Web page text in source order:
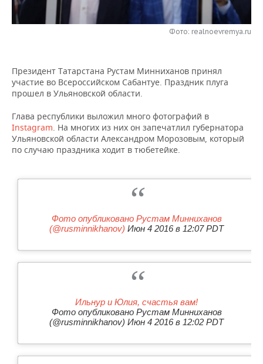
НЕФТЕХИМИЯ
ЭНЕРГЕТИКА
РОЗНИЧНАЯ ТОРГОВЛЯ
УСЛУГИ
НОВОСТИ ТЕХНОЛОГИЙ
МЕДИА
МЕРОПРИЯТИЯ
ВЫЕЗДНАЯ РЕДАКЦИЯ
ONLINE-КОНФЕРЕНЦИИ
ОТКРЫТАЯ ЛЕКЦИЯ
НОВОСТИ СПОРТА
ХОККЕЙ
БАСКЕТБОЛ
ВОДНЫЕ ВИДЫ СПОРТА
ОБЩЕСТВО
ВЛАСТЬ
ИНФРАСТРУКТУРА
ОБРАЗОВАНИЕ
СЮЖЕТЫ
СПРАВОЧНИК
Фото: realnoevremya.ru
Президент Татарстана Рустам Минниханов принял
участие во Всероссийском Сабантуе. Праздник плуга
прошел в Ульяновской области.
Глава республики выложил много фотографий в
Instagram. На многих из них он запечатлил губернатора
Ульяновской области Александром Морозовым, который
по случаю праздника ходит в тюбетейке.
Фото опубликовано Рустам Минниханов
(@rusminnikhanov) Июн 4 2016 в 12:07 PDT
Ильнур и Юлия, счастья вам!
Фото опубликовано Рустам Минниханов
(@rusminnikhanov) Июн 4 2016 в 12:02 PDT